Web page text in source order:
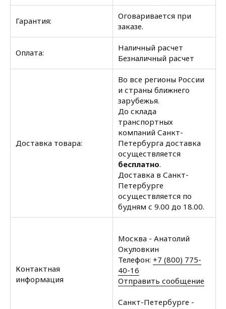
Гарантия:
Оговаривается при
заказе.
Оплата:
Наличный расчет
Безналичный расчет
Доставка товара:
Во все регионы России
и страны ближнего
зарубежья.
До склада
транспортных
компаний Санкт-
Петербурга доставка
осуществляется
бесплатно.
Доставка в Санкт-
Петербурге
осуществляется по
будням с 9.00 до 18.00.
Контактная
информация
Москва - Анатолий
Окуловкин
Телефон: +7 (800) 775-
40-16
Отправить сообщение
Санкт-Петербурге -